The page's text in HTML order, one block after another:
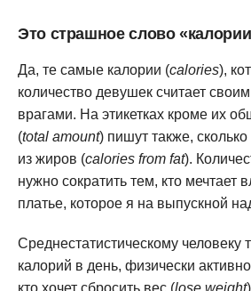
Это страшное слово
Да, те самые калории (calories),
количество девушек считает
врагами. На этикетках кроме их
(total amount) пишут также,
из жиров (calories from fat).
нужно сократить тем, кто мечтает
платье, которое я на выпускной
Среднестатистическому человеку
калорий в день, физически
кто хочет сбросить вес (lose weight